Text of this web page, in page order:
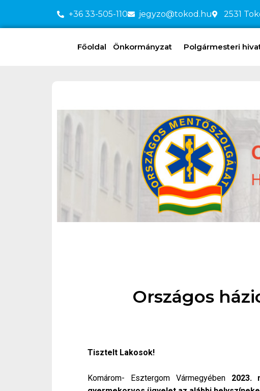
+36 33-505-110 jegyzo@tokod.hu 2531
Főoldal Önkormányzat Polgármesteri
Országos
Tisztelt Lakosok!
Komárom- Esztergom Vármegyében 2023.